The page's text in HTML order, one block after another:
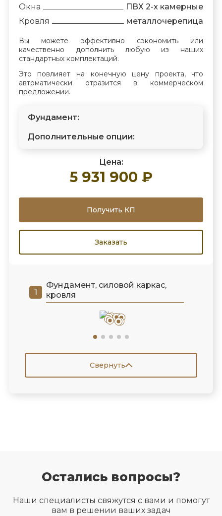
Фундамент, силовой каркас,
кровля
Свернуть
Окна
ПВХ 2-х камерные
Кровля
металлочерепица
Вы можете эффективно сэкономить или
качественно дополнить любую из наших
стандартных комплектаций.
Это повлияет на конечную цену проекта, что
автоматически отразится в коммерческом
предложении.
Фундамент:
Дополнительные опции:
Цена:
5 931 900 ₽
Получить КП
Заказать
Остались вопросы?
Наши специалисты свяжутся с вами и помогут
вам в решении ваших задач